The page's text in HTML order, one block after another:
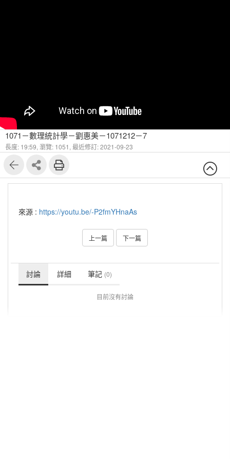
1071－數理統計學－劉惠美－1071212－7
長度: 19:59, 瀏覽: 1051, 最近修訂: 2021-09-23
來源 : https://youtu.be/-P2fmYHnaAs
上一篇 下一篇
討論 詳細 筆記 (0)
目前沒有討論